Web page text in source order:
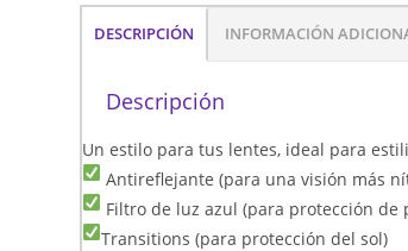
DESCRIPCIÓN INFORMACIÓN
Descripción
Un estilo para tus lentes, ideal para
Antireflejante (para una visión más
Filtro de luz azul (para protección de
Transitions (para protección del sol)